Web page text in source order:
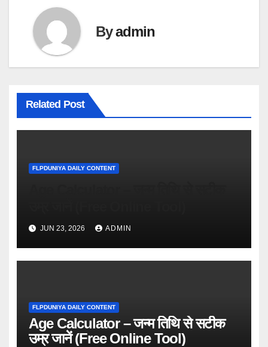
Byadmin
Related Post
FLPDUNIYA DAILY CONTENT
JUN 23, 2026 ADMIN
FLPDUNIYA DAILY CONTENT
Age Calculator – जन्म तिथि से सटीक
उम्र जानें (Free Online Tool)